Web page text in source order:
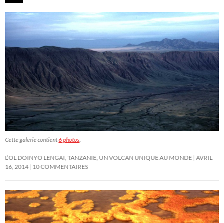
Cette galerie contient6 photos.
L’OL DOINYO LENGAI, TANZANIE, UN VOLCAN UNIQUE AU MONDE AVRIL
16, 2014 10 COMMENTAIRES